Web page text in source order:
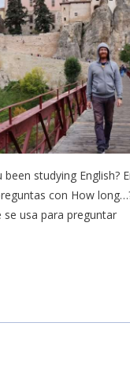
studying English?
con How
usa para preguntar